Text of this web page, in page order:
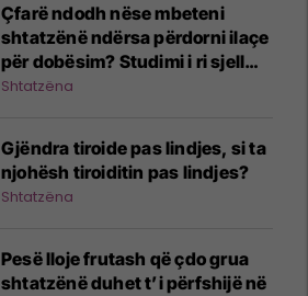
Çfarë ndodh nëse mbeteni
shtatzënë ndërsa përdorni ilaçe
për dobësim? Studimi i ri sjell
përgjigje
Shtatzëna
Gjëndra tiroide pas lindjes, si ta
njohësh tiroiditin pas lindjes?
Shtatzëna
Pesë lloje frutash që çdo grua
shtatzënë duhet t’i përfshijë në